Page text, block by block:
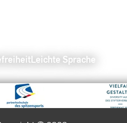
Leichte Sprache